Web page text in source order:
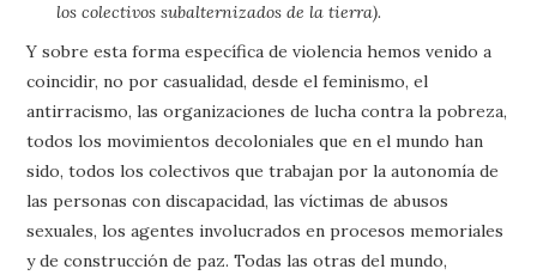
los colectivos subalternizados de la tierra).
Y sobre esta forma específica de violencia hemos venido a
coincidir, no por casualidad, desde el feminismo, el
antirracismo, las organizaciones de lucha contra la pobreza,
todos los movimientos decoloniales que en el mundo han
sido, todos los colectivos que trabajan por la autonomía de
las personas con discapacidad, las víctimas de abusos
sexuales, los agentes involucrados en procesos memoriales
y de construcción de paz. Todas las otras del mundo,